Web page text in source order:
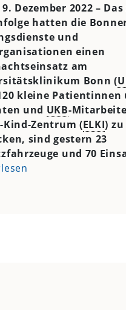
Dezember 2022 –
hatten die
und
einen
am
Bonn (
kleine Patientinnen
und UKB-
Kind-Zentrum (ELKI) zu
sind gestern 23
und 70